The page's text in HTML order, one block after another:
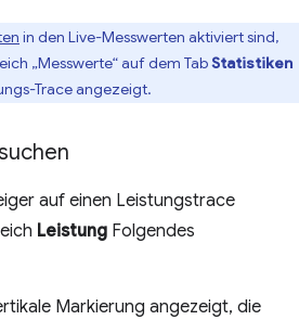
in den Live-Messwerten aktiviert sind,
„Messwerte“ auf dem TabStatistiken
Trace angezeigt.
auf einen Leistungstrace
Leistung Folgendes
Markierung angezeigt, die